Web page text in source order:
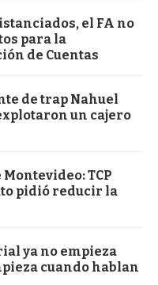
el FA no
para la
de Cuentas
de trap Nahuel
un cajero
TCP
pidió reducir la
ya no empieza
cuando hablan